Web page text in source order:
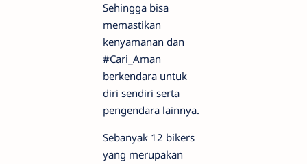
Sehingga bisa
memastikan
kenyamanan dan
#Cari_Aman
berkendara untuk
diri sendiri serta
pengendara lainnya.
Sebanyak 12 bikers
yang merupakan